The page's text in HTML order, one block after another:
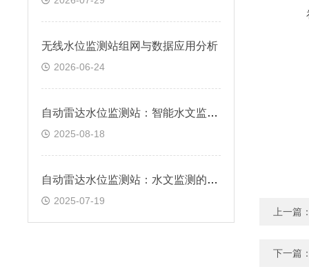
无线水位监测站组网与数据应用分析
2026-06-24
自动雷达水位监测站：智能水文监测的技术先锋
2025-08-18
自动雷达水位监测站：水文监测的“千里眼”
2025-07-19
上一篇
下一篇